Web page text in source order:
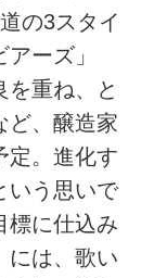
の3スタイ
ーズ」
を重ね、と
ど、醸造家
定。進化す
いう思いで
標に仕込み
には、歌い